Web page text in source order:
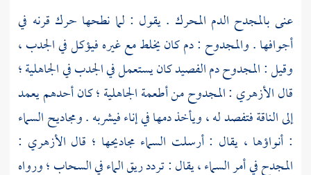
عنى بالمجدح الدم المحرك . يقول : لما نطحها حرك قرنه في
أجوافها . والمجدوح : دم كان يخلط مع غيره فيؤكل في الجدب ،
وقيل : المجدوح دم الفصيد كان يستعمل في الجدب في الجاهلية ؛
قالالأزهري : المجدوح من أطعمة الجاهلية ؛ كان أحدهم يعمد
إلى الناقة فتفصد له ، ويأخذ دمها في إناء فيشربه . ومجاديح السماء
: أنواؤها ، يقال : أرسلت السماء مجاديحها ؛ قال الأزهري :
المجدح في أمر السماء ، يقال : تردد ريق الماء في السحاب ؛ ورواه